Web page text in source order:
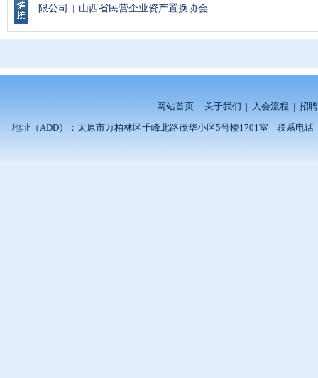
限公司
| 山西省民营企业资产置换协会
网站首页 | 关于我们 | 入会流程 | 招
地址（ADD）：太原市万柏林区千峰北路茂华小区5号楼1701室 联系电话